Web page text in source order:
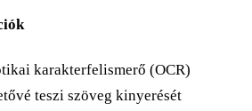
karakterfelismerő (OCR)
teszi szöveg kinyerését